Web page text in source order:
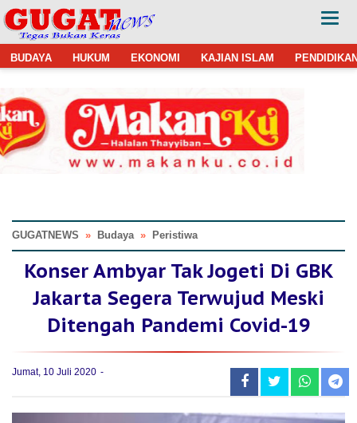
BUDAYA HUKUM EKONOMI KAJIAN ISLAM
GUGATNEWS » Budaya » Peristiwa
Konser Ambyar Tak Jogeti Di GBK
Jakarta Segera Terwujud Meski
Ditengah Pandemi Covid-19
Jumat, 10 Juli 2020